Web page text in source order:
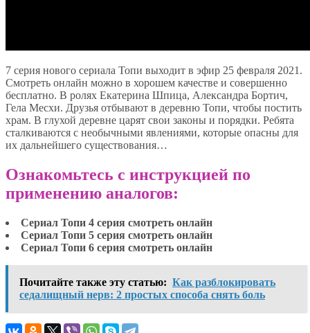
7 серия нового сериала Топи выходит в эфир 25 февраля 2021.
Смотреть онлайн можно в хорошем качестве и совершенно
бесплатно. В ролях Екатерина Шпица, Александра Бортич,
Гела Месхи. Друзья отбывают в деревню Топи, чтобы постить
храм. В глухой деревне царят свои законы и порядки. Ребята
сталкиваются с необычными явлениями, которые опасны для
их дальнейшего существования…
Ознакомьтесь с инструкцией по
применению аналогов:
Сериал Топи 4 серия смотреть онлайн
Сериал Топи 5 серия смотреть онлайн
Сериал Топи 6 серия смотреть онлайн
Почитайте также эту статью: Как разблокировать
седалищный нерв: 2 простых способа снять боль